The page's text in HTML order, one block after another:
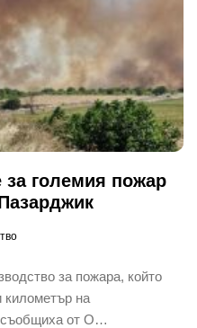
за големия пожар
за пожара, който
километър на
съобщиха от О…